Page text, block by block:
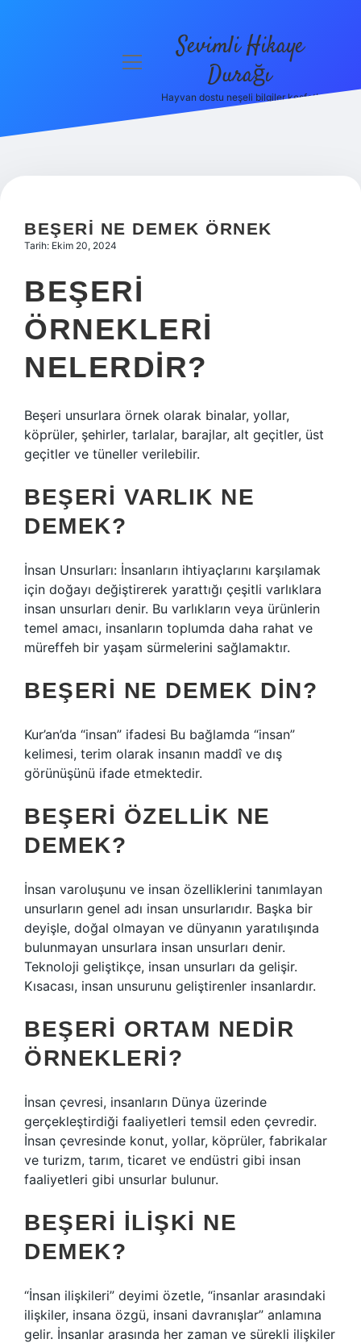
Hakkımızda
menüyü
Sevimli Hikaye
Durağı
Hayvan dostu neşeli bilgiler keşfet!
BEŞERI NE DEMEK ÖRNEK
Tarih: Ekim 20, 2024
BEŞERI
ÖRNEKLERI
NELERDIR?
Beşeri unsurlara örnek olarak binalar, yollar,
köprüler, şehirler, tarlalar, barajlar, alt geçitler, üst
geçitler ve tüneller verilebilir.
BEŞERI VARLIK NE
DEMEK?
İnsan Unsurları: İnsanların ihtiyaçlarını karşılamak
için doğayı değiştirerek yarattığı çeşitli varlıklara
insan unsurları denir. Bu varlıkların veya ürünlerin
temel amacı, insanların toplumda daha rahat ve
müreffeh bir yaşam sürmelerini sağlamaktır.
BEŞERI NE DEMEK DIN?
Kur’an’da “insan” ifadesi Bu bağlamda “insan”
kelimesi, terim olarak insanın maddî ve dış
görünüşünü ifade etmektedir.
BEŞERI ÖZELLIK NE
DEMEK?
İnsan varoluşunu ve insan özelliklerini tanımlayan
unsurların genel adı insan unsurlarıdır. Başka bir
deyişle, doğal olmayan ve dünyanın yaratılışında
bulunmayan unsurlara insan unsurları denir.
Teknoloji geliştikçe, insan unsurları da gelişir.
Kısacası, insan unsurunu geliştirenler insanlardır.
BEŞERI ORTAM NEDIR
ÖRNEKLERI?
İnsan çevresi, insanların Dünya üzerinde
gerçekleştirdiği faaliyetleri temsil eden çevredir.
İnsan çevresinde konut, yollar, köprüler, fabrikalar
ve turizm, tarım, ticaret ve endüstri gibi insan
faaliyetleri gibi unsurlar bulunur.
BEŞERI ILIŞKI NE
DEMEK?
“İnsan ilişkileri” deyimi özetle, “insanlar arasındaki
ilişkiler, insana özgü, insani davranışlar” anlamına
gelir. İnsanlar arasında her zaman ve sürekli ilişkiler